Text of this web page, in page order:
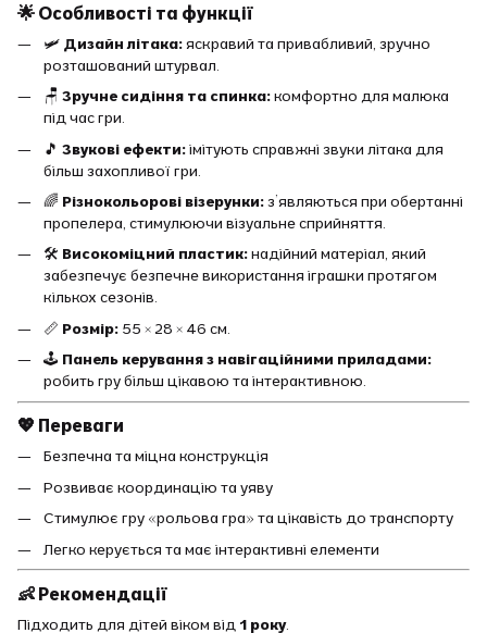
🌟 Особливості та функції
🛩️ Дизайн літака:яскравий та привабливий, зручно
розташований штурвал.
🪑 Зручне сидіння та спинка:комфортно для малюка
під час гри.
🎵 Звукові ефекти:імітують справжні звуки літака для
більш захопливої гри.
🌈 Різнокольорові візерунки:з’являються при обертанні
пропелера, стимулюючи візуальне сприйняття.
🛠️ Високоміцний пластик:надійний матеріал, який
забезпечує безпечне використання іграшки протягом
кількох сезонів.
📏 Розмір: 55 × 28 × 46 см.
🕹️ Панель керування з навігаційними приладами:
робить гру більш цікавою та інтерактивною.
💖 Переваги
Безпечна та міцна конструкція
Розвиває координацію та уяву
Стимулює гру «рольова гра» та цікавість до транспорту
Легко керується та має інтерактивні елементи
👶 Рекомендації
Підходить для дітей віком від 1 року.